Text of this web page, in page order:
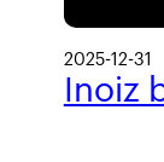
2025-12-31
Inoiz